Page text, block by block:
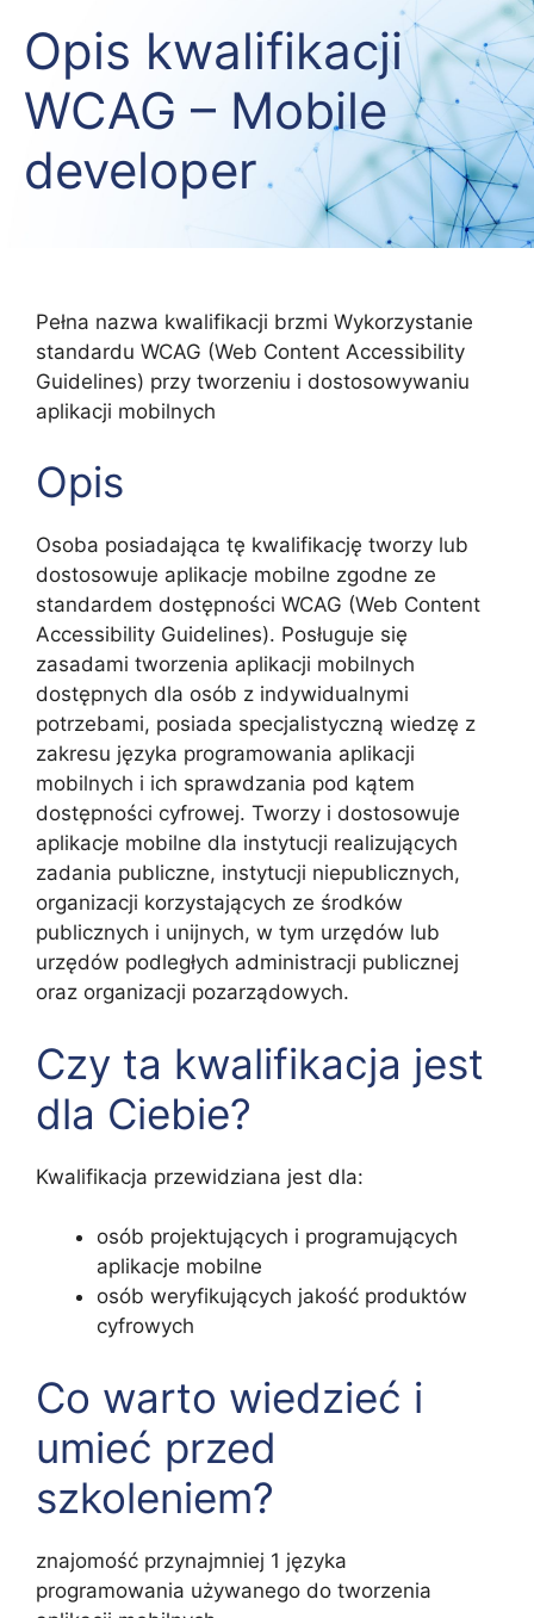
Opis kwalifikacji
WCAG – Mobile
developer
Pełna nazwa kwalifikacji brzmi Wykorzystanie
standardu WCAG (Web Content Accessibility
Guidelines) przy tworzeniu i dostosowywaniu
aplikacji mobilnych
Opis
Osoba posiadająca tę kwalifikację tworzy lub
dostosowuje aplikacje mobilne zgodne ze
standardem dostępności WCAG (Web Content
Accessibility Guidelines). Posługuje się
zasadami tworzenia aplikacji mobilnych
dostępnych dla osób z indywidualnymi
potrzebami, posiada specjalistyczną wiedzę z
zakresu języka programowania aplikacji
mobilnych i ich sprawdzania pod kątem
dostępności cyfrowej. Tworzy i dostosowuje
aplikacje mobilne dla instytucji realizujących
zadania publiczne, instytucji niepublicznych,
organizacji korzystających ze środków
publicznych i unijnych, w tym urzędów lub
urzędów podległych administracji publicznej
oraz organizacji pozarządowych.
Czy ta kwalifikacja jest
dla Ciebie?
Kwalifikacja przewidziana jest dla:
osób projektujących i programujących
aplikacje mobilne
osób weryfikujących jakość produktów
cyfrowych
Co warto wiedzieć i
umieć przed
szkoleniem?
znajomość przynajmniej 1 języka
programowania używanego do tworzenia